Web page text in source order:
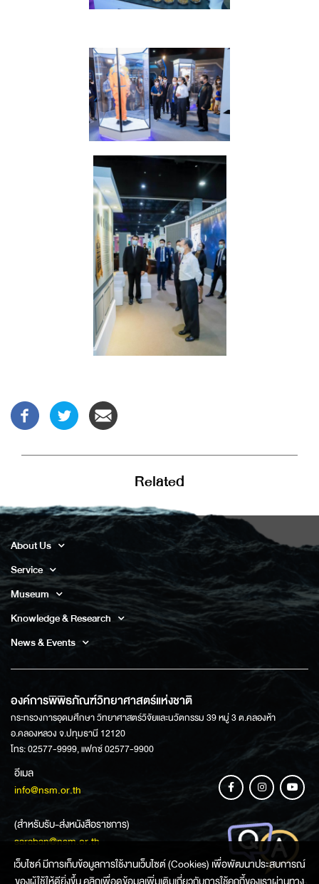
Related
About Us
Service
Museum
Knowledge & Research
News & Events
องค์การพิพิธภัณฑ์วิทยาศาสตร์แห่งชาติ
กระทรวงการอุดมศึกษา วิทยาศาสตร์วิจัยและนวัตกรรม 39 หมู่ 3 ต.คลองห้า
อ.คลองหลวง จ.ปทุมธานี 12120
โทร: 02577-9999, แฟกซ์ 02577-9900
อีเมล
info@nsm.or.th
(สำหรับรับ-ส่งหนังสือราชการ)
saraban@nsm.or.th
เว็บไซค์ มีการเก็บข้อมูลการใช้งานเว็บไซต์ (Cookies) เพื่อพัฒนาประสบการณ์